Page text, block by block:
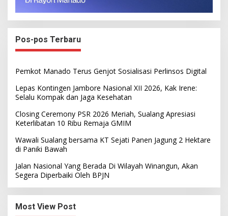
Pos-pos Terbaru
Pemkot Manado Terus Genjot Sosialisasi Perlinsos Digital
Lepas Kontingen Jambore Nasional XII 2026, Kak Irene:
Selalu Kompak dan Jaga Kesehatan
Closing Ceremony PSR 2026 Meriah, Sualang Apresiasi
Keterlibatan 10 Ribu Remaja GMIM
Wawali Sualang bersama KT Sejati Panen Jagung 2 Hektare
di Paniki Bawah
Jalan Nasional Yang Berada Di Wilayah Winangun, Akan
Segera Diperbaiki Oleh BPJN
Most View Post